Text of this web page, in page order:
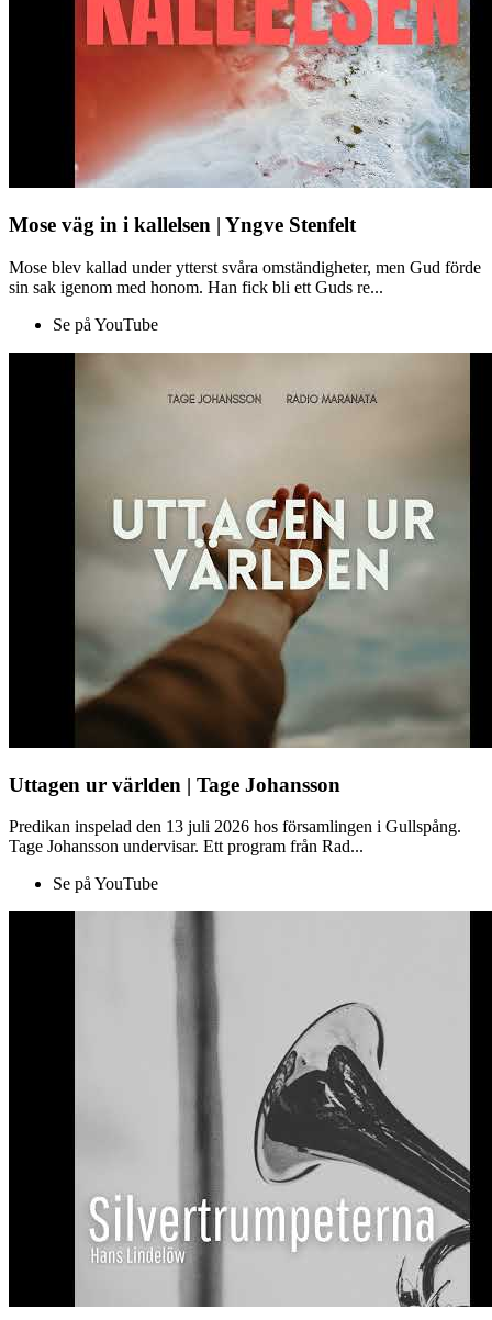
Mose väg in i kallelsen | Yngve Stenfelt
Mose blev kallad under ytterst svåra omständigheter, men Gud förde
sin sak igenom med honom. Han fick bli ett Guds re...
Se på YouTube
Uttagen ur världen | Tage Johansson
Predikan inspelad den 13 juli 2026 hos församlingen i Gullspång.
Tage Johansson undervisar. Ett program från Rad...
Se på YouTube